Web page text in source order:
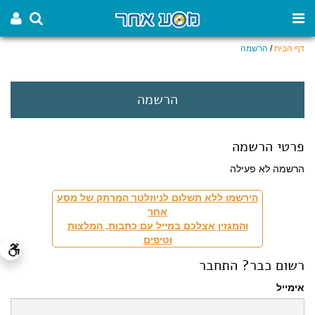
דף הבית/ הרשמה
הרשמה
פרטי הרשמה
הרשמה לא פעילה
הירשמו ללא תשלום לניוזלטר המרתק של מסע
אחר
והמגזין אצלכם במייל עם כתבות, המלצות
וטיפים
רשום כבר? התחבר
אימייל